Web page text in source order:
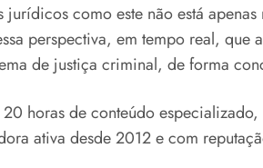
como este não está apenas
perspectiva, em tempo real,
de justiça criminal, de forma
horas de conteúdo
ativa desde 2012 e com